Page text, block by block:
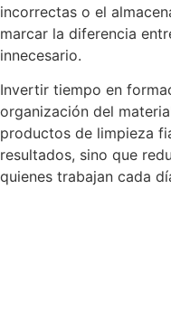
incorrectas o el
marcar la diferencia
innecesario.
Invertir tiempo en
organización del
productos de limpieza
resultados, sino que
quienes trabajan cada